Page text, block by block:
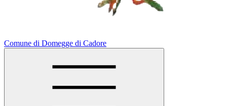
Comune di Domegge di Cadore